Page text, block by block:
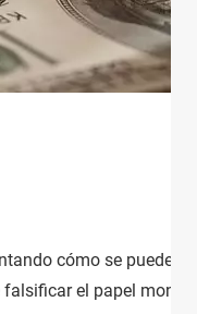
cómo se puede
el papel